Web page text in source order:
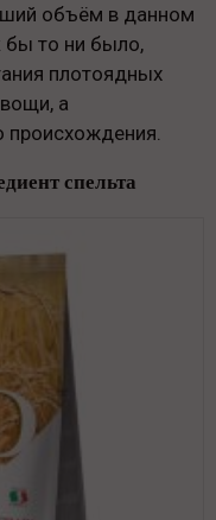
объём в данном
бы то ни было,
плотоядных
а
происхождения.
спельта